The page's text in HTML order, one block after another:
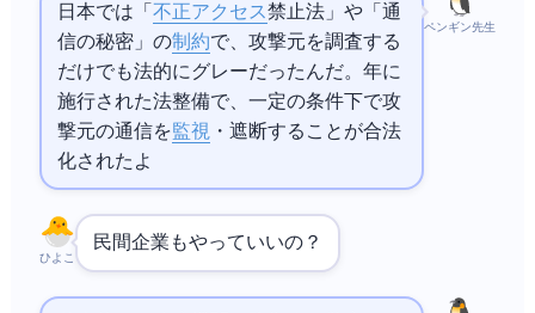
ペンギン先生
日本では「 不正アクセス禁止法」や「通
信の秘密」の制約で、攻撃元を調査する
だけでも法的にグレーだったんだ。2026年に
施行された法整備で、一定の条件下で攻
撃元の通信を監視・遮断することが合法
化されたよ
ひよこ
民間企業もやっていいの？